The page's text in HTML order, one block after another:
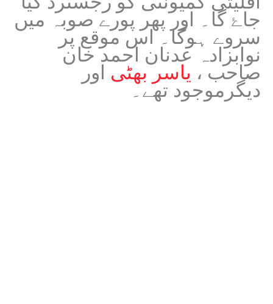
جاۓ گا۔ اور پھر پورے صوبہ میں
سروے ہوگا۔ اس موقع پر
نوابزادہ عدنان احمد خان
صاحب ، یاسر بھٹی اور
دیگرموجود تھے۔